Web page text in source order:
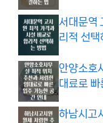
서대문역
리적 선택
안양소호
대료로
하남시고